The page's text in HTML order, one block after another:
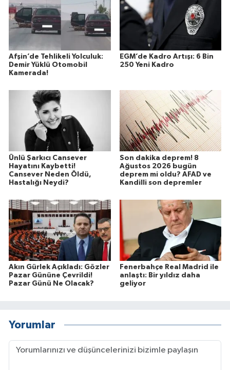
Afşin’de Tehlikeli Yolculuk:
Demir Yüklü Otomobil
Kamerada!
EGM’de Kadro Artışı: 6 Bin
250 Yeni Kadro
Ünlü Şarkıcı Cansever
Hayatını Kaybetti!
Cansever Neden Öldü,
Hastalığı Neydi?
Son dakika deprem! 8
Ağustos 2026 bugün
deprem mi oldu? AFAD ve
Kandilli son depremler
Akın Gürlek Açıkladı: Gözler
Pazar Gününe Çevrildi!
Pazar Günü Ne Olacak?
Fenerbahçe Real Madrid ile
anlaştı: Bir yıldız daha
geliyor
Yorumlar